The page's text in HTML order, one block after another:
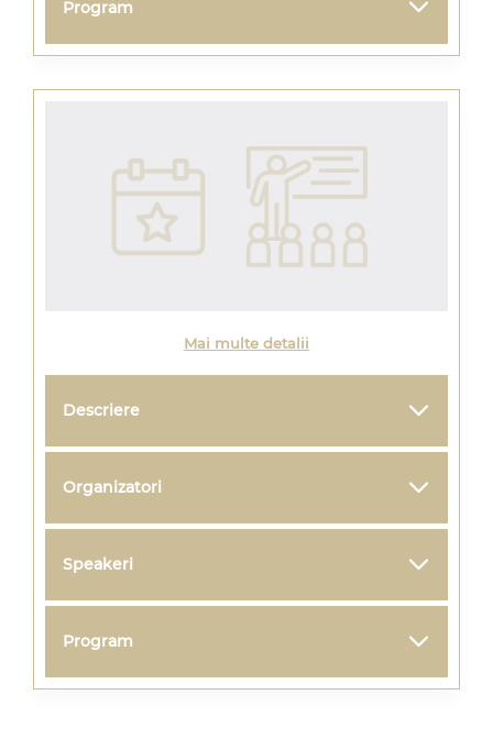
Program
Mai multe detalii
Descriere
Organizatori
Speakeri
Program